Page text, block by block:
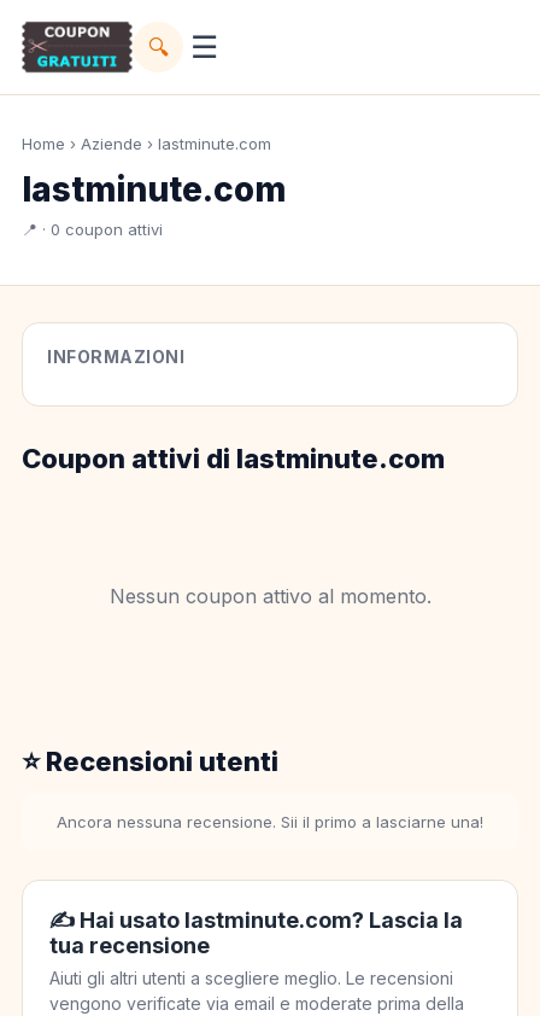
🔍 ☰
Home › Aziende › lastminute.com
lastminute.com
📍 · 0 coupon attivi
INFORMAZIONI
Coupon attivi di lastminute.com
Nessun coupon attivo al momento.
⭐ Recensioni utenti
Ancora nessuna recensione. Sii il primo a lasciarne una!
✍️ Hai usato lastminute.com? Lascia la
tua recensione
Aiuti gli altri utenti a scegliere meglio. Le recensioni
vengono verificate via email e moderate prima della